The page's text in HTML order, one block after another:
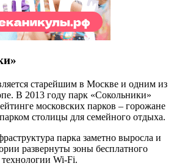
старейшим в Москве и одним из
В 2013 году парк «Сокольники»
московских парков – горожане
столицы для семейного отдыха.
парка заметно выросла и
развернуты зоны бесплатного
Wi-Fi.